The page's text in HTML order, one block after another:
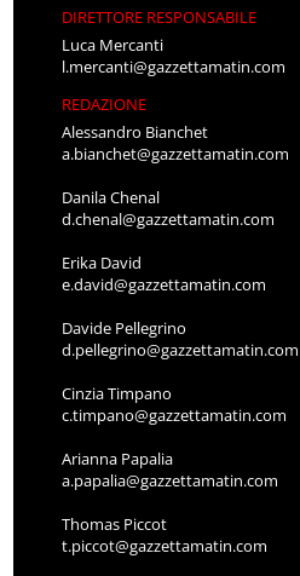
DIRETTORE RESPONSABILE
Luca Mercanti
l.mercanti@gazzettamatin.com
REDAZIONE
Alessandro Bianchet
a.bianchet@gazzettamatin.com
Danila Chenal
d.chenal@gazzettamatin.com
Erika David
e.david@gazzettamatin.com
Davide Pellegrino
d.pellegrino@gazzettamatin.com
Cinzia Timpano
c.timpano@gazzettamatin.com
Arianna Papalia
a.papalia@gazzettamatin.com
Thomas Piccot
t.piccot@gazzettamatin.com